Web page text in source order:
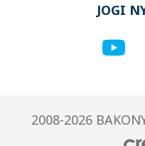
JOGI
2008-2026